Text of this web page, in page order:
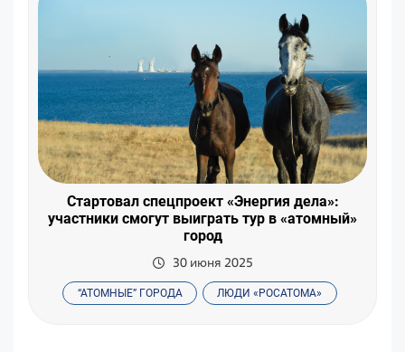
Стартовал спецпроект «Энергия дела»:
участники смогут выиграть тур в «атомный»
город
30 июня 2025
“АТОМНЫЕ” ГОРОДА ЛЮДИ «РОСАТОМА»